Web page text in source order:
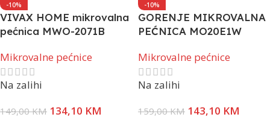
-10%
VIVAX HOME mikrovalna
pećnica MWO-2071B
Mikrovalne pećnice
Na zalihi
149,00KM 134,10 KM
-10%
GORENJE MIKROVALNA
PEĆNICA MO20E1W
Mikrovalne pećnice
Na zalihi
159,00KM 143,10 KM